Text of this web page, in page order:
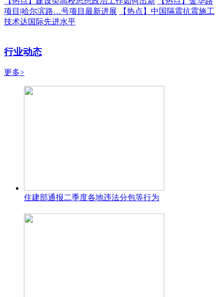
项目|哈尔滨路…号项目最新进展
【热点】 中国隔震抗震施工
技术达国际先进水平
行业动态
更多>
住建部通报二季度各地违法分包等行为